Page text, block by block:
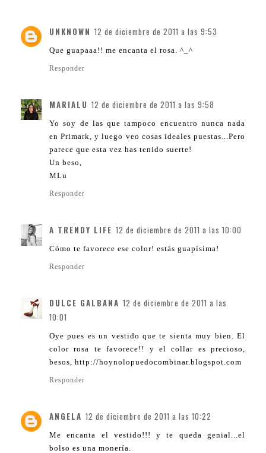
UNKNOWN 12 de diciembre de 2011 a las 9:53
Que guapaaa!! me encanta el rosa. ^_^
Responder
MARIALU 12 de diciembre de 2011 a las 9:58
Yo soy de las que tampoco encuentro nunca nada
en Primark, y luego veo cosas ideales puestas...Pero
parece que esta vez has tenido suerte!
Un beso,
MLu
Responder
A TRENDY LIFE 12 de diciembre de 2011 a las 10:00
Cómo te favorece ese color! estás guapísima!
Responder
DULCE GALBANA 12 de diciembre de 2011 a las
10:01
Oye pues es un vestido que te sienta muy bien. El
color rosa te favorece!! y el collar es precioso,
besos, http://hoynolopuedocombinar.blogspot.com
Responder
ANGELA 12 de diciembre de 2011 a las 10:22
Me encanta el vestido!!! y te queda genial...el
bolso es una monería.